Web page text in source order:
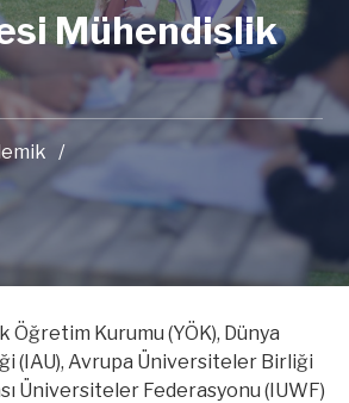
Mühendislik
/
Öğretim Kurumu (YÖK), Dünya
(IAU), Avrupa Üniversiteler Birliği
Üniversiteler Federasyonu (IUWF)